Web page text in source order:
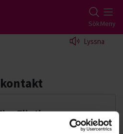
SökMeny
Lyssna
Flinth
Verksamhetsutvecklare